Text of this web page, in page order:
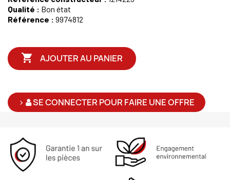
Qualité : Bon état
Référence : 9974812
 AJOUTER AU PANIER
> SE CONNECTER POUR FAIRE UNE OFFRE